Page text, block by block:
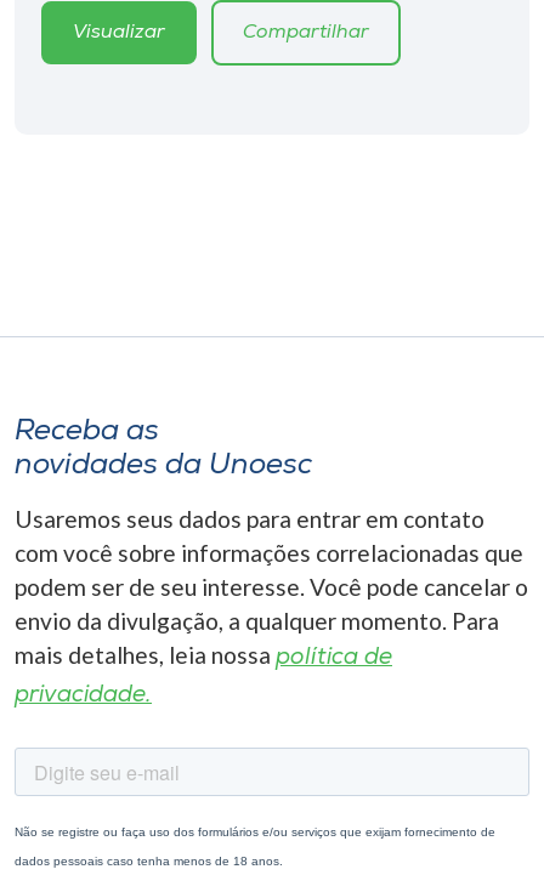
Visualizar Compartilhar
Receba as
novidades da Unoesc
Usaremos seus dados para entrar em contato
com você sobre informações correlacionadas que
podem ser de seu interesse. Você pode cancelar o
envio da divulgação, a qualquer momento. Para
mais detalhes, leia nossa política de
privacidade.